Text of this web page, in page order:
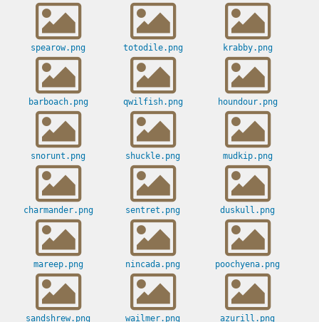
spearow.png totodile.png krabby.png
barboach.png qwilfish.png houndour.png
snorunt.png shuckle.png mudkip.png
charmander.png sentret.png duskull.png
mareep.png nincada.png poochyena.png
sandshrew.png wailmer.png azurill.png